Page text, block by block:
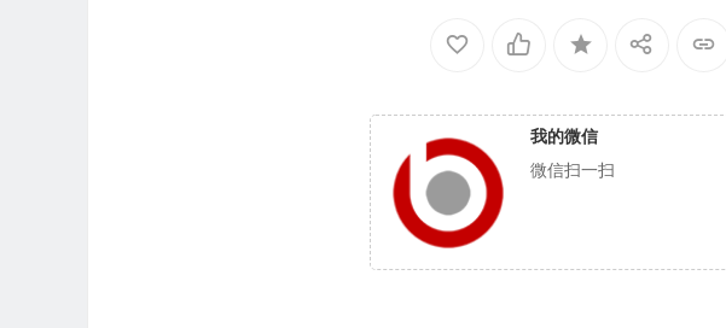
我的微信
微信扫一扫